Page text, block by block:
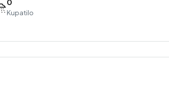
Kupatilo